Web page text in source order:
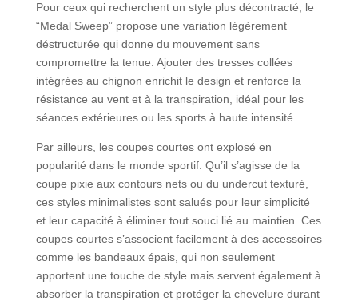
Pour ceux qui recherchent un style plus décontracté, le
“Medal Sweep” propose une variation légèrement
déstructurée qui donne du mouvement sans
compromettre la tenue. Ajouter des tresses collées
intégrées au chignon enrichit le design et renforce la
résistance au vent et à la transpiration, idéal pour les
séances extérieures ou les sports à haute intensité.
Par ailleurs, les coupes courtes ont explosé en
popularité dans le monde sportif. Qu’il s’agisse de la
coupe pixie aux contours nets ou du undercut texturé,
ces styles minimalistes sont salués pour leur simplicité
et leur capacité à éliminer tout souci lié au maintien. Ces
coupes courtes s’associent facilement à des accessoires
comme les bandeaux épais, qui non seulement
apportent une touche de style mais servent également à
absorber la transpiration et protéger la chevelure durant